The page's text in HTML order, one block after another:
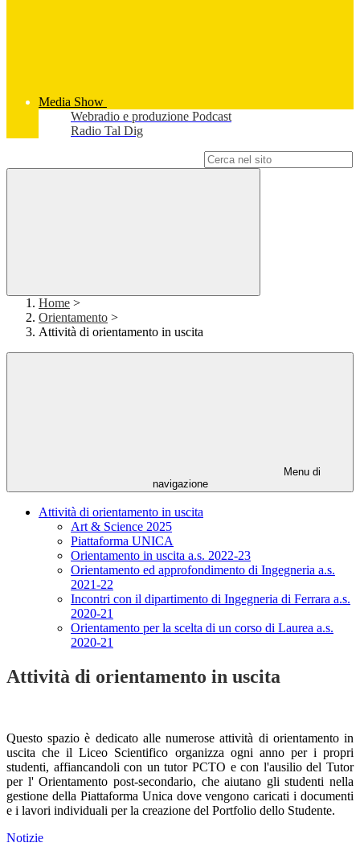
Media Show
Webradio e produzione Podcast
Radio Tal Dig
Home >
Orientamento >
Attività di orientamento in uscita
Menu di
navigazione
Attività di orientamento in uscita
Art & Science 2025
Piattaforma UNICA
Orientamento in uscita a.s. 2022-23
Orientamento ed approfondimento di Ingegneria a.s.
2021-22
Incontri con il dipartimento di Ingegneria di Ferrara a.s.
2020-21
Orientamento per la scelta di un corso di Laurea a.s.
2020-21
Attività di orientamento in uscita
Questo spazio è dedicato alle numerose attività di orientamento in
uscita che il Liceo Scientifico organizza ogni anno per i propri
studenti, affiancandoli con un tutor PCTO e con l'ausilio del Tutor
per l' Orientamento post-secondario, che aiutano gli studenti nella
gestione della Piattaforma Unica dove vengono caricati i documenti
e i lavori individuali per la creazione del Portfolio dello Studente.
Notizie